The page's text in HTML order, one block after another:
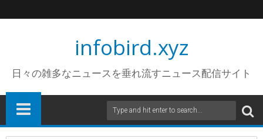
infobird.xyz
日々の雑多なニュースを垂れ流すニュース配信サイト